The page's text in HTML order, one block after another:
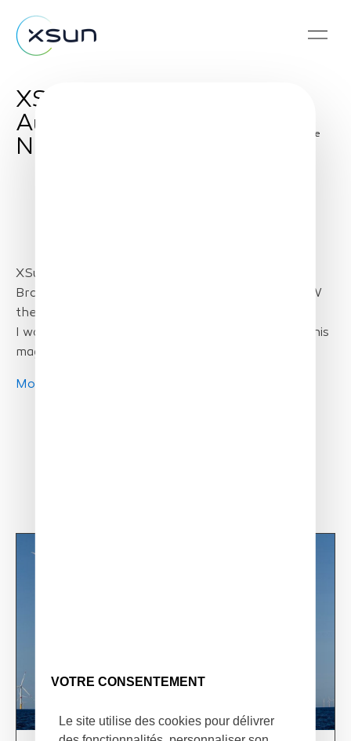
XSun’s SolarXOne on
Australia’s Channel 7
News
Share
XSun’s SolarXOne on Australia’s Channel 7 News.
Broadcasted today at the 6pm news, regional NSW
then nationally.
I was interviewed to give a quick summary about this
magnificent flying machine.
More info
VOTRE CONSENTEMENT
Le site utilise des cookies pour délivrer